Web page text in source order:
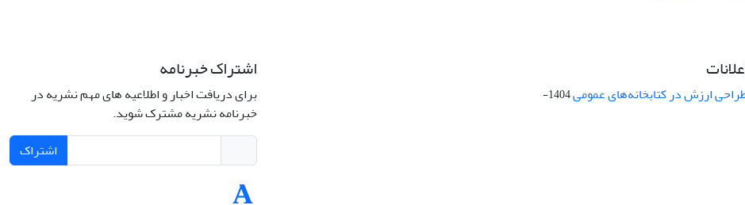
ارزش در کتابخانه‌های عمومی
1404-
اشتراک خبرنامه
برای دریافت اخبار و اطلاعیه های مهم نشریه در
خبرنامه نشریه مشترک شوید.
اشتراک